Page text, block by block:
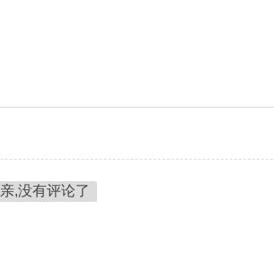
亲,没有评论了